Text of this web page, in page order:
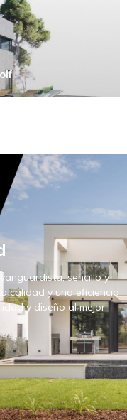
sencillo y
calidad y una eficiencia
y diseño al mejor